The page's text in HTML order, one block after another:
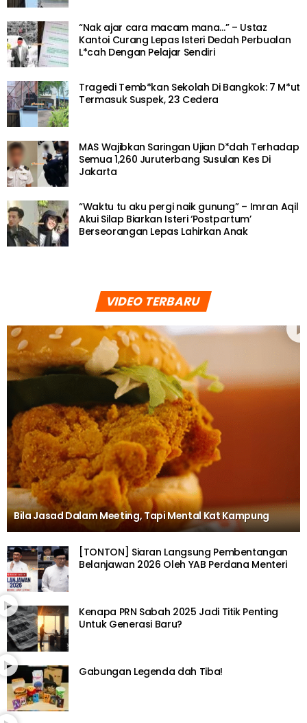
“Nak ajar cara macam mana…” – Ustaz
Kantoi Curang Lepas Isteri Dedah Perbualan
L*cah Dengan Pelajar Sendiri
Tragedi Temb*kan Sekolah Di Bangkok: 7 M*ut
Termasuk Suspek, 23 Cedera
MAS Wajibkan Saringan Ujian D*dah Terhadap
Semua 1,260 Juruterbang Susulan Kes Di
Jakarta
“Waktu tu aku pergi naik gunung” – Imran Aqil
Akui Silap Biarkan Isteri ‘Postpartum’
Berseorangan Lepas Lahirkan Anak
VIDEO TERBARU
Bila Jasad Dalam Meeting, Tapi Mental Kat Kampung
[TONTON] Siaran Langsung Pembentangan
Belanjawan 2026 Oleh YAB Perdana Menteri
Kenapa PRN Sabah 2025 Jadi Titik Penting
Untuk Generasi Baru?
Gabungan Legenda dah Tiba!